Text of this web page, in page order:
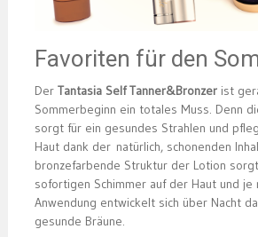
Favoriten für den
Der Tantasia Self Tanner&Bronzerist
Sommerbeginn ein totales Muss. Denn
sorgt für ein gesundes Strahlen und
Haut dank der natürlich, schonenden
bronzefarbende Struktur der Lotion
sofortigen Schimmer auf der Haut und
Anwendung entwickelt sich über Nacht
gesunde Bräune.